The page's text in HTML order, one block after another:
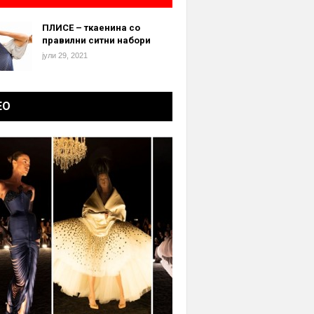
ПЛИСЕ – ткаенина со
правилни ситни набори
јули 29, 2021